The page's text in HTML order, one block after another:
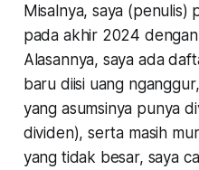
Misalnya, saya (penulis)
pada akhir 2024
Alasannya, saya ada
baru diisi uang
yang asumsinya punya
dividen), serta masih
yang tidak besar, saya